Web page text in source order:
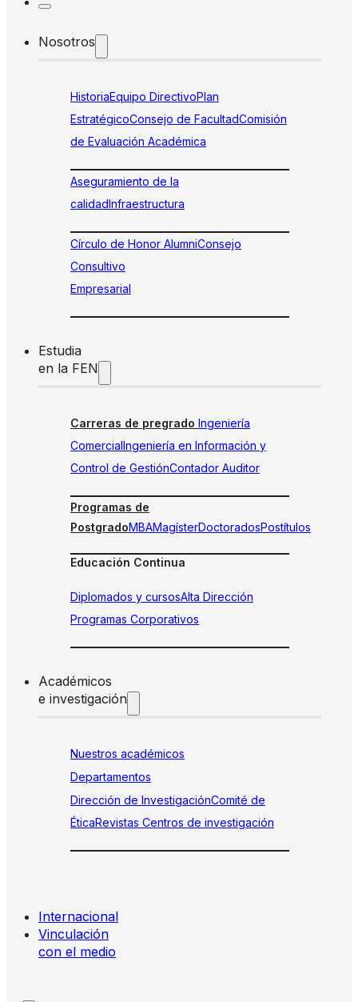
Nosotros
HistoriaEquipo DirectivoPlan
EstratégicoConsejo de FacultadComisión
de Evaluación Académica
Aseguramiento de la
calidadInfraestructura
Círculo de Honor AlumniConsejo
Consultivo
Empresarial
Estudia
en la FEN
Carreras de pregrado Ingeniería
ComercialIngeniería en Información y
Control de GestiónContador Auditor
Programas de
PostgradoMBAMagísterDoctoradosPostítulos
Educación Continua
Diplomados y cursosAlta Dirección
Programas Corporativos
Académicos
e investigación
Nuestros académicos
Departamentos
Dirección de InvestigaciónComité de
ÉticaRevistas Centros de investigación
Internacional
Vinculación
con el medio